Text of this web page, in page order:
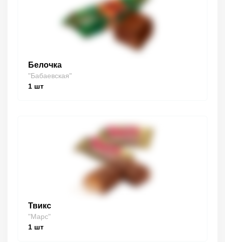
Белочка
"Бабаевская"
1 шт
Твикс
"Марс"
1 шт